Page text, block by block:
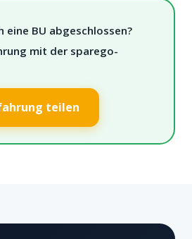
eine BU abgeschlossen?
mit der sparego-
teilen